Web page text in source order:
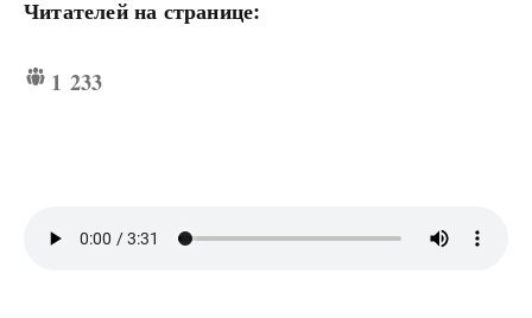
Читателей на странице:
1 233